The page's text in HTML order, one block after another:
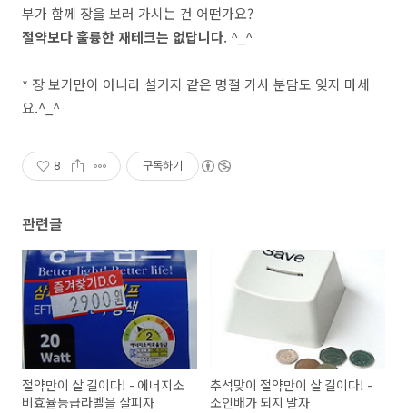
부가 함께 장을 보러 가시는 건 어떤가요?
절약보다 훌륭한 재테크는 없답니다. ^_^
* 장 보기만이 아니라 설거지 같은 명절 가사 분담도 잊지 마세
요.^_^
8 구독하기
관련글
절약만이 살 길이다! - 에너지소
비효율등급라벨을 살피자
추석맞이 절약만이 살 길이다! -
소인배가 되지 말자